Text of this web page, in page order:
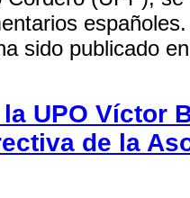
sido publicado
UPO Víctor
de la